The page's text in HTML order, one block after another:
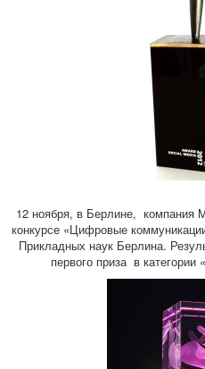
12 ноября, в Берлине, компания
конкурсе «Цифровые
Прикладных наук Берлина.
первого приза в категории